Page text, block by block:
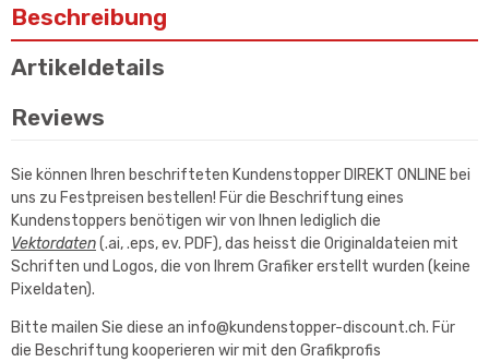
Beschreibung
Artikeldetails
Reviews
Sie können Ihren beschrifteten Kundenstopper DIREKT ONLINE bei
uns zu Festpreisen bestellen! Für die Beschriftung eines
Kundenstoppers benötigen wir von Ihnen lediglich die
Vektordaten(.ai, .eps, ev. PDF), das heisst die Originaldateien mit
Schriften und Logos, die von Ihrem Grafiker erstellt wurden (keine
Pixeldaten).
Bitte mailen Sie diese an info@kundenstopper-discount.ch. Für
die Beschriftung kooperieren wir mit den Grafikprofis